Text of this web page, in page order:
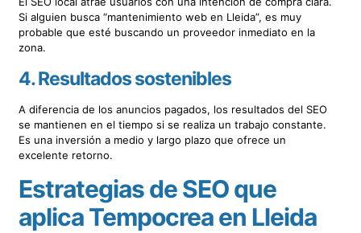
Si alguien busca “mantenimiento web en Lleida”, es muy
probable que esté buscando un proveedor inmediato en la
zona.
4. Resultados sostenibles
A diferencia de los anuncios pagados, los resultados del SEO
se mantienen en el tiempo si se realiza un trabajo constante.
Es una inversión a medio y largo plazo que ofrece un
excelente retorno.
Estrategias de SEO que
aplica Tempocrea en Lleida